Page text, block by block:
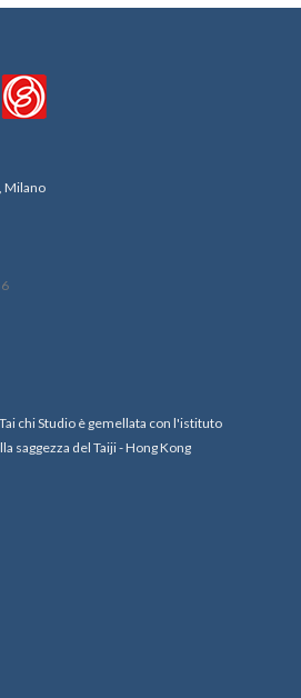
Milano
chi Studio è gemellata con l'istituto
saggezza del Taiji - Hong Kong